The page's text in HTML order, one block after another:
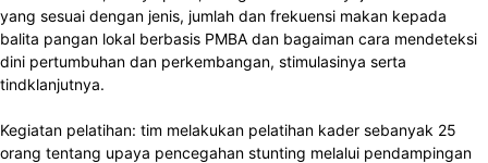
yang sesuai dengan jenis, jumlah dan frekuensi makan kepada
balita pangan lokal berbasis PMBA dan bagaiman cara mendeteksi
dini pertumbuhan dan perkembangan, stimulasinya serta
tindklanjutnya.
Kegiatan pelatihan: tim melakukan pelatihan kader sebanyak 25
orang tentang upaya pencegahan stunting melalui pendampingan